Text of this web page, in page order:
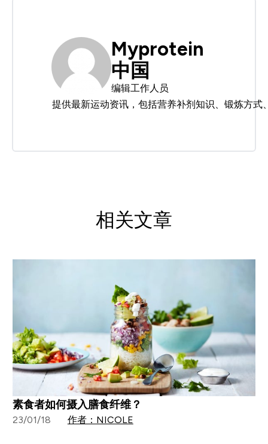
Myprotein
中国
编辑工作人员
提供最新运动资讯，包括营养补剂知识、锻炼方式
相关文章
素食者如何摄入膳食纤维？
23/01/18 作者：NICOLE